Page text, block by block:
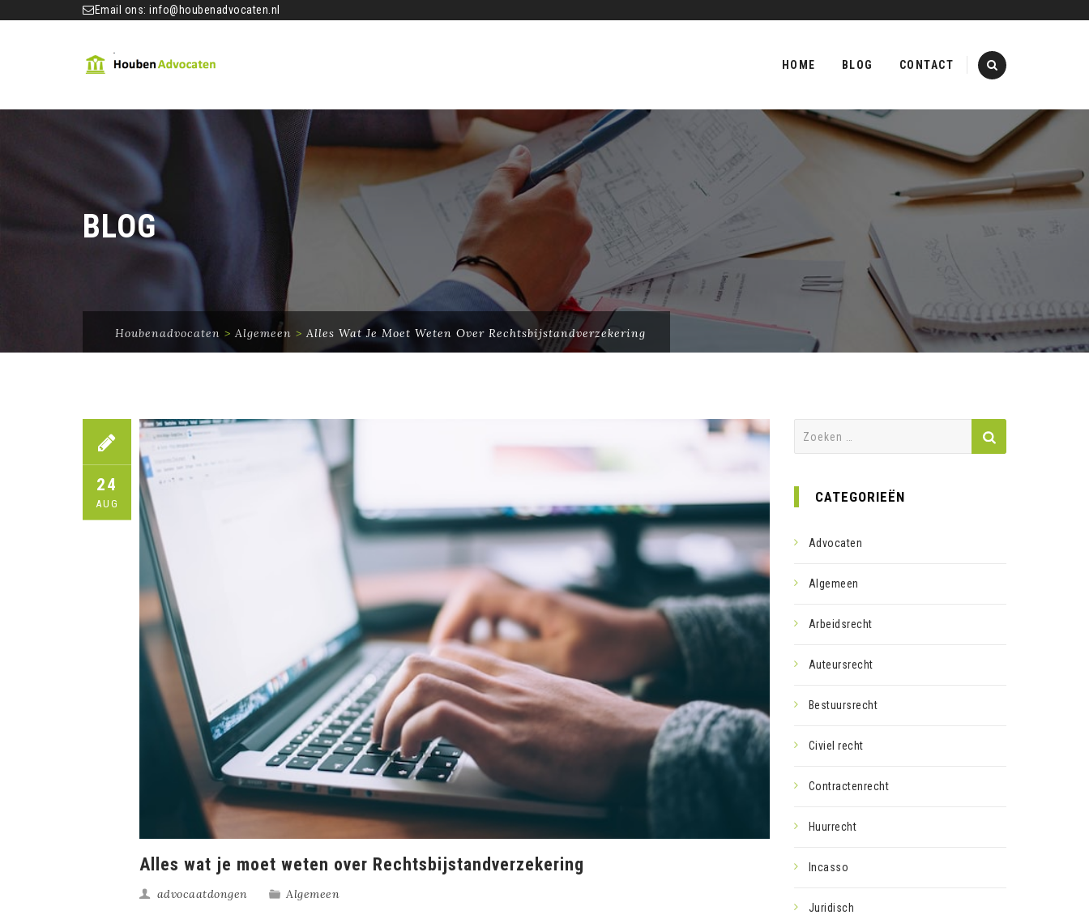
Email ons:info@houbenadvocaten.nl
content
HOME BLOG CONTACT
BLOG
Houbenadvocaten > Algemeen > Alles Wat Je Moet Weten Over Rechtsbijstandverzekering
24
AUG
Alles wat je moet weten over Rechtsbijstandverzekering
advocaatdongen Algemeen
CATEGORIEËN
Advocaten
Algemeen
Arbeidsrecht
Auteursrecht
Bestuursrecht
Civiel recht
Contractenrecht
Huurrecht
Incasso
Juridisch